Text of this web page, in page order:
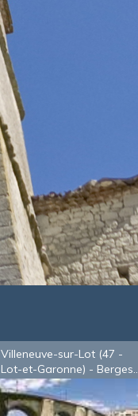
Villeneuve-sur-Lot (47 -
Lot-et-Garonne) - Berges
du Lot, sous le Pont des
Cieutat